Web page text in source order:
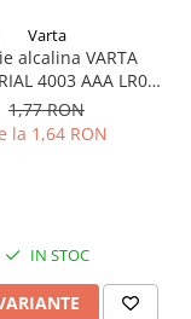
Varta
alcalina VARTA
4003 AAA LR03
1.5V
1,77 RON
la 1,64 RON
IN STOC